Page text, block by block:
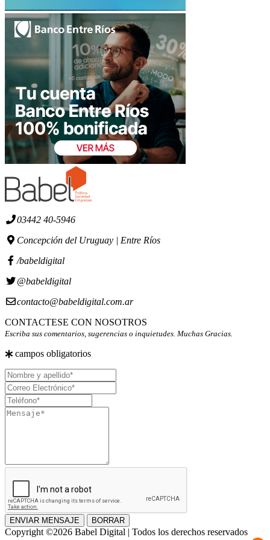
03442 40-5946
Concepción del Uruguay | Entre Ríos
/babeldigital
@babeldigital
contacto@babeldigital.com.ar
CONTACTESE CON NOSOTROS
Escriba sus comentarios, sugerencias o inquietudes. Muchas Gracias.
campos obligatorios
Nombre
y
apellido
Correo
Electrónico
Teléfono
Mensaje
ENVIAR MENSAJE BORRAR
Copyright ©2026 Babel Digital | Todos los derechos reservados